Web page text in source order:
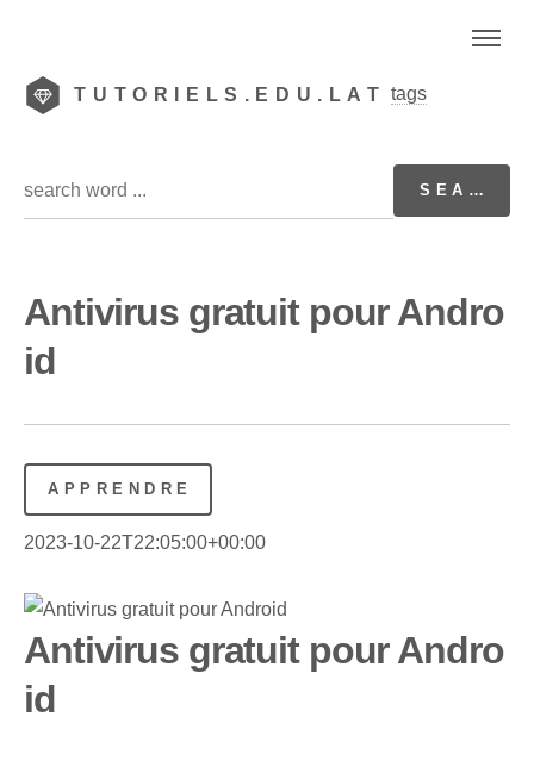
TUTORIELS.EDU.LAT tags
Antivirus gratuit pour Andro
id
APPRENDRE
2023-10-22T22:05:00+00:00
Antivirus gratuit pour Andro
id